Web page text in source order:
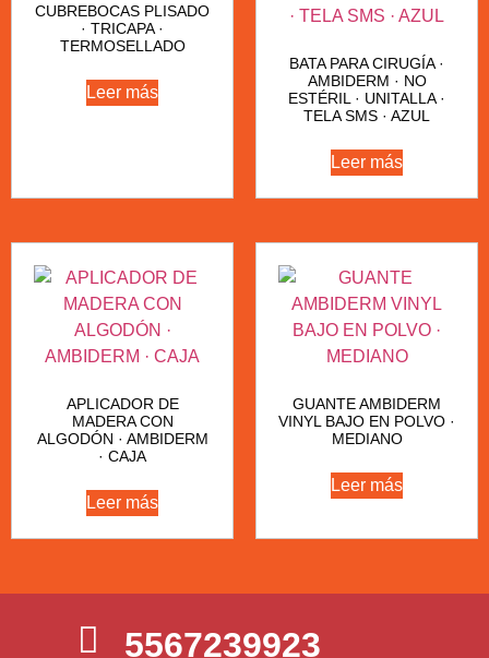
CUBREBOCAS PLISADO
· TRICAPA ·
TERMOSELLADO
Leer más
BATA PARA CIRUGÍA ·
AMBIDERM · NO
ESTÉRIL · UNITALLA ·
TELA SMS · AZUL
Leer más
APLICADOR DE
MADERA CON
ALGODÓN · AMBIDERM
· CAJA
Leer más
GUANTE AMBIDERM
VINYL BAJO EN POLVO ·
MEDIANO
Leer más
5567239923